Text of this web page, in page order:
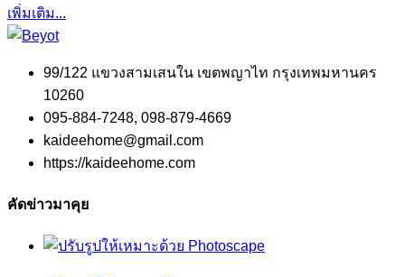
เพิ่มเติม...
99/122 แขวงสามเสนใน เขตพญาไท กรุงเทพมหานคร
10260
095-884-7248, 098-879-4669
kaideehome@gmail.com
https://kaideehome.com
คัดข่าวมาคุย